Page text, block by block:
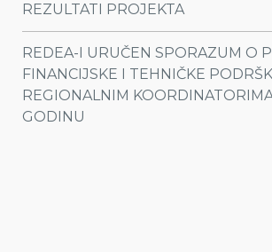
REZULTATI PROJEKTA
REDEA-I URUČEN SPORAZUM O
FINANCIJSKE I TEHNIČKE
REGIONALNIM
GODINU